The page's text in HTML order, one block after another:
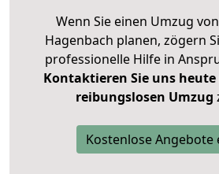
Wenn Sie einen Umzug
Hagenbach planen, zögern
professionelle Hilfe in
Kontaktieren Sie uns heute
reibungslosen Umzug
Kostenlose Angebote